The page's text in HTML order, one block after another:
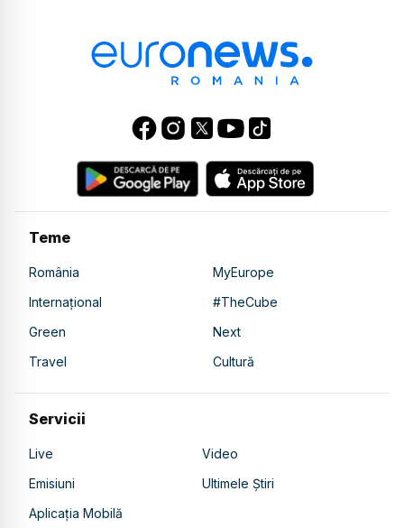
Teme
România
MyEurope
Internațional
#TheCube
Green
Next
Travel
Cultură
Servicii
Live
Video
Emisiuni
Ultimele Știri
Aplicația Mobilă